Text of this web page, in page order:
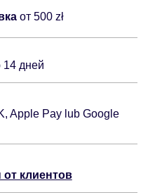
от 500 zł
14 дней
Apple Pay lub Google
клиентов